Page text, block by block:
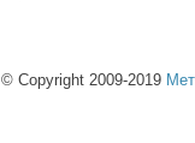
© Copyright 2009-2019